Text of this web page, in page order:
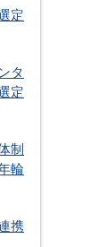
定
タ
定
制
輪
携